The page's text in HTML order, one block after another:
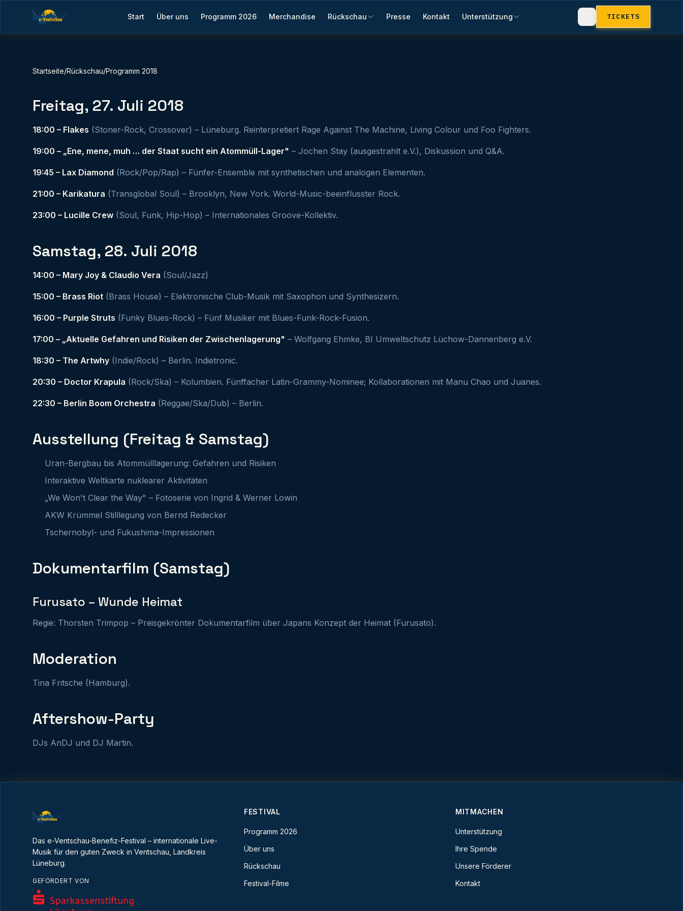
Start Über uns Programm 2026 Merchandise Rückschau Presse Kontakt Unterstützung TICKETS
Startseite/Rückschau/Programm 2018
Freitag, 27. Juli 2018
18:00 – Flakes (Stoner-Rock, Crossover) – Lüneburg. Reinterpretiert Rage Against The Machine, Living Colour und Foo Fighters.
19:00 – „Ene, mene, muh … der Staat sucht ein Atommüll-Lager" – Jochen Stay (ausgestrahlt e.V.), Diskussion und Q&A.
19:45 – Lax Diamond (Rock/Pop/Rap) – Fünfer-Ensemble mit synthetischen und analogen Elementen.
21:00 – Karikatura (Transglobal Soul) – Brooklyn, New York. World-Music-beeinflusster Rock.
23:00 – Lucille Crew (Soul, Funk, Hip-Hop) – Internationales Groove-Kollektiv.
Samstag, 28. Juli 2018
14:00 – Mary Joy & Claudio Vera (Soul/Jazz)
15:00 – Brass Riot (Brass House) – Elektronische Club-Musik mit Saxophon und Synthesizern.
16:00 – Purple Struts (Funky Blues-Rock) – Fünf Musiker mit Blues-Funk-Rock-Fusion.
17:00 – „Aktuelle Gefahren und Risiken der Zwischenlagerung" – Wolfgang Ehmke, BI Umweltschutz Lüchow-Dannenberg e.V.
18:30 – The Artwhy (Indie/Rock) – Berlin. Indietronic.
20:30 – Doctor Krapula (Rock/Ska) – Kolumbien. Fünffacher Latin-Grammy-Nominee; Kollaborationen mit Manu Chao und Juanes.
22:30 – Berlin Boom Orchestra (Reggae/Ska/Dub) – Berlin.
Ausstellung (Freitag & Samstag)
Uran-Bergbau bis Atommülllagerung: Gefahren und Risiken
Interaktive Weltkarte nuklearer Aktivitäten
„We Won't Clear the Way" – Fotoserie von Ingrid & Werner Lowin
AKW Krümmel Stilllegung von Bernd Redecker
Tschernobyl- und Fukushima-Impressionen
Dokumentarfilm (Samstag)
Furusato – Wunde Heimat
Regie: Thorsten Trimpop – Preisgekrönter Dokumentarfilm über Japans Konzept der Heimat (Furusato).
Moderation
Tina Fritsche (Hamburg).
Aftershow-Party
DJs AnDJ und DJ Martin.
Das e-Ventschau-Benefiz-Festival – internationale Live-
Musik für den guten Zweck in Ventschau, Landkreis
Lüneburg.
GEFÖRDERT VON
FESTIVAL
Programm 2026
Über uns
Rückschau
Festival-Filme
MITMACHEN
Unterstützung
Ihre Spende
Unsere Förderer
Kontakt